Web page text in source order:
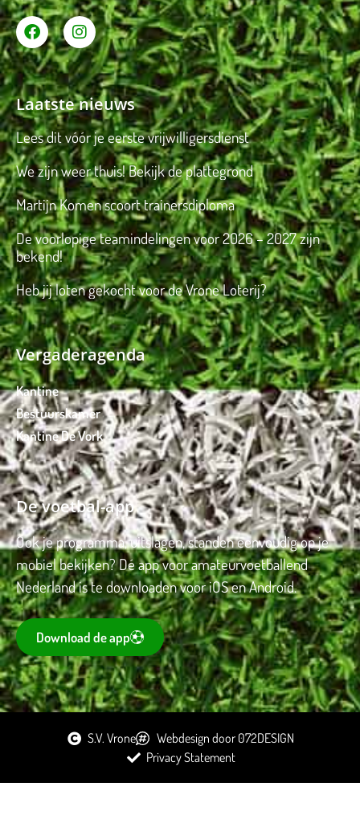
Laatste nieuws
Lees dit vóór je eerste vrijwilligersdienst
We zijn weer thuis! Bekijk de plattegrond
Martijn Komen scoort trainersdiploma
De voorlopige teamindelingen voor 2026 – 2027 zijn
bekend!
Heb jij loten gekocht voor de Vrone Loterij?
Vergaderagenda
Kantine
Bestuurskamer
Kantine De Vork
De voetbal-app
Ook je programma, uitslagen, standen eenvoudig op je
mobiel bekijken? Dé app voor amateurvoetballend
Nederland is te downloaden voor iOS en Android.
Download de app
S.V. Vrone
Webdesign door 072DESIGN
Privacy Statement